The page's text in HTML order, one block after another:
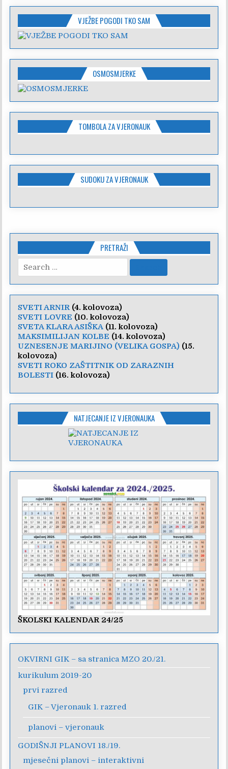
VJEŽBE POGODI TKO SAM
OSMOSMJERKE
TOMBOLA ZA VJERONAUK
SUDOKU ZA VJERONAUK
PRETRAŽI
Search
for:
SVETI ARNIR (4. kolovoza)
SVETI LOVRE (10. kolovoza)
SVETA KLARA ASIŠKA (11. kolovoza)
MAKSIMILIJAN KOLBE (14. kolovoza)
UZNESENJE MARIJINO (VELIKA GOSPA) (15.
kolovoza)
SVETI ROKO ZAŠTITNIK OD ZARAZNIH
BOLESTI (16. kolovoza)
NATJECANJE IZ VJERONAUKA
ŠKOLSKI KALENDAR 24/25
OKVIRNI GIK – sa stranica MZO 20./21.
kurikulum 2019-20
prvi razred
GIK – Vjeronauk 1. razred
planovi – vjeronauk
GODIŠNJI PLANOVI 18./19.
mjesečni planovi – interaktivni